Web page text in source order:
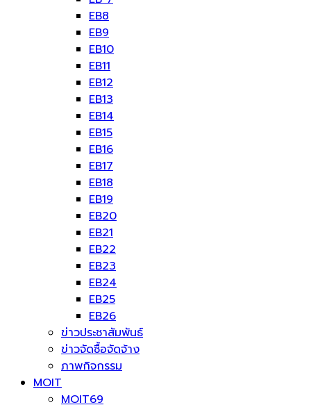
EB8
EB9
EB10
EB11
EB12
EB13
EB14
EB15
EB16
EB17
EB18
EB19
EB20
EB21
EB22
EB23
EB24
EB25
EB26
ข่าวประชาสัมพันธ์
ข่าวจัดซื้อจัดจ้าง
ภาพกิจกรรม
MOIT
MOIT69